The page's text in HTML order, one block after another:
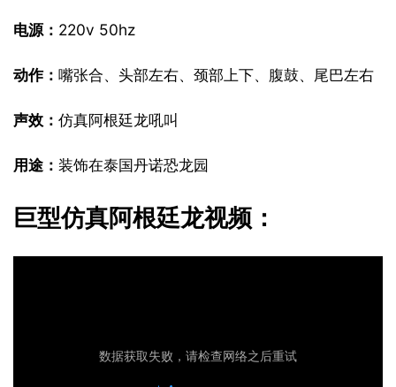
电源： 220v 50hz
动作： 嘴张合、头部左右、颈部上下、腹鼓、尾巴左右
声效： 仿真阿根廷龙吼叫
用途： 装饰在泰国丹诺恐龙园
巨型仿真阿根廷龙视频：